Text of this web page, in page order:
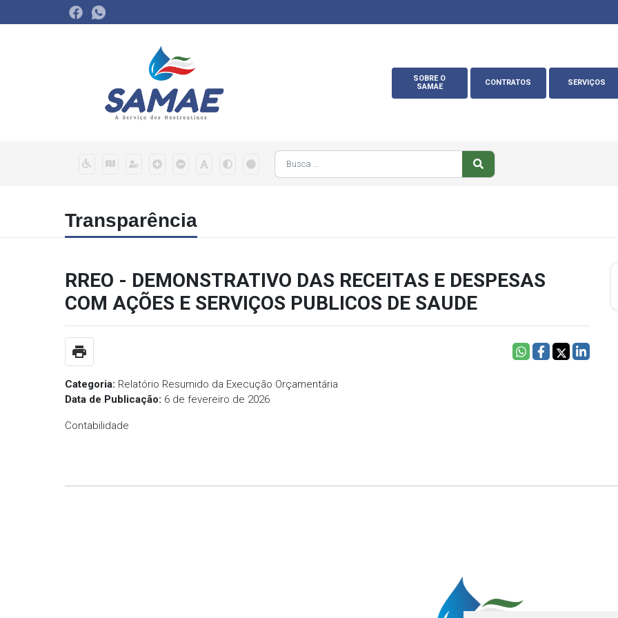
SOBRE O
SAMAE
CONTRATOS SERVIÇOS
Transparência
RREO - DEMONSTRATIVO DAS RECEITAS E DESPESAS
COM AÇÕES E SERVIÇOS PUBLICOS DE SAUDE
print
Categoria: Relatório Resumido da Execução Orçamentária
Data de Publicação: 6 de fevereiro de 2026
Contabilidade